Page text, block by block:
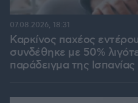
Καρκίνος παχέος
συνδέθηκε με 50%
παράδειγμα της Ισπανίας
07.08.2026, 18:31